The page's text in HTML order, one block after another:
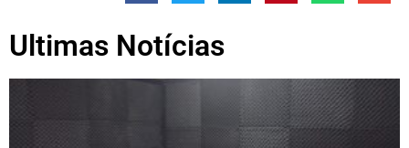
Ultimas Notícias